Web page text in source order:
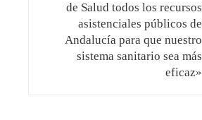
de Salud todos los recursos
asistenciales públicos de
Andalucía para que nuestro
sistema sanitario sea más
eficaz»